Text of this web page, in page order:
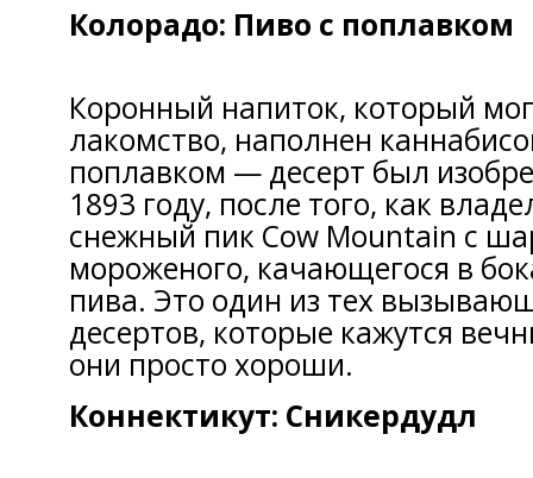
Колорадо: Пиво с поплавком
Коронный напиток, который
лакомство, наполнен
поплавком — десерт был
1893 году, после того, как
снежный пик Cow Mountain с
мороженого, качающегося в
пива. Это один из тех
десертов, которые кажутся
они просто хороши.
Коннектикут: Сникердудл